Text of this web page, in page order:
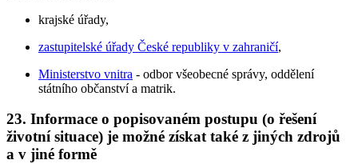
krajské úřady,
zastupitelské úřady České republiky v zahraničí,
Ministerstvo vnitra - odbor všeobecné správy, oddělení
státního občanství a matrik.
23. Informace o popisovaném postupu (o řešení
životní situace) je možné získat také z jiných zdrojů
a v jiné formě